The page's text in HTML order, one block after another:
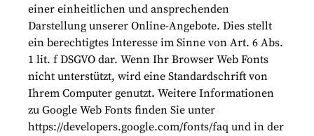
einer einheitlichen und ansprechenden
Darstellung unserer Online-Angebote. Dies stellt
ein berechtigtes Interesse im Sinne von Art. 6 Abs.
1 lit. f DSGVO dar. Wenn Ihr Browser Web Fonts
nicht unterstützt, wird eine Standardschrift von
Ihrem Computer genutzt. Weitere Informationen
zu Google Web Fonts finden Sie unter
https://developers.google.com/fonts/faq und in der